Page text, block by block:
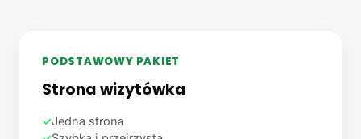
PODSTAWOWY PAKIET
Strona wizytówka
✓Jedna strona